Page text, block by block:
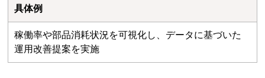
具体例
稼働率や部品消耗状況を可視化し、データに基づいた
運用改善提案を実施